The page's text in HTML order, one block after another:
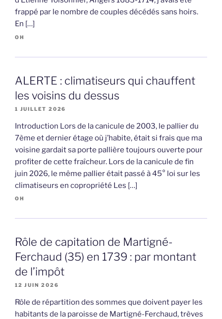
frappé par le nombre de couples décédés sans hoirs.
En […]
OH
ALERTE : climatiseurs qui chauffent
les voisins du dessus
1 JUILLET 2026
Introduction Lors de la canicule de 2003, le pallier du
7ème et dernier étage où j’habite, était si frais que ma
voisine gardait sa porte pallière toujours ouverte pour
profiter de cette fraîcheur. Lors de la canicule de fin
juin 2026, le même pallier était passé à 45° loi sur les
climatiseurs en copropriété Les […]
OH
Rôle de capitation de Martigné-
Ferchaud (35) en 1739 : par montant
de l’impôt
12 JUIN 2026
Rôle de répartition des sommes que doivent payer les
habitants de la paroisse de Martigné-Ferchaud, trèves